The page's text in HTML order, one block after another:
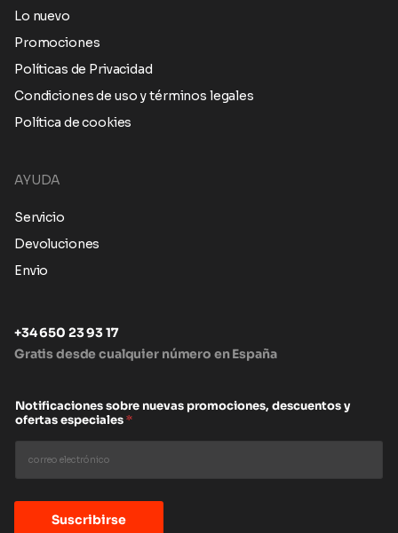
Lo nuevo
Promociones
Políticas de Privacidad
Condiciones de uso y términos legales
Política de cookies
AYUDA
Servicio
Devoluciones
Envio
+34 650 23 93 17
Gratis desde cualquier número en España
Notificaciones sobre nuevas promociones, descuentos y
ofertas especiales*
Suscribirse